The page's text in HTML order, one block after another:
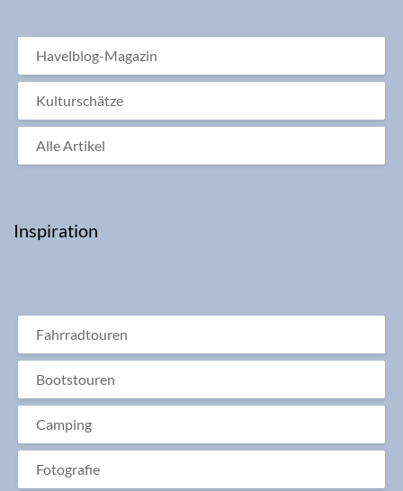
Havelblog-Magazin
Kulturschätze
Alle Artikel
Inspiration
Fahrradtouren
Bootstouren
Camping
Fotografie